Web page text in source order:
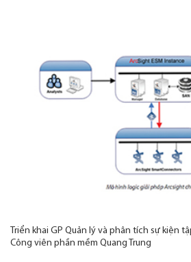
Triển khai GP Quản lý và phân tích sự kiện
Công viên phần mềm Quang Trung